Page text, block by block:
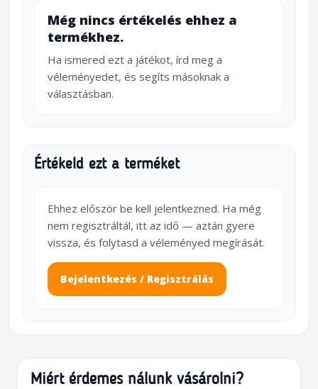
Még nincs értékelés ehhez a
termékhez.
Ha ismered ezt a játékot, írd meg a
véleményedet, és segíts másoknak a
választásban.
Értékeld ezt a terméket
Ehhez először be kell jelentkezned. Ha még
nem regisztráltál, itt az idő — aztán gyere
vissza, és folytasd a véleményed megírását.
Bejelentkezés / Regisztrálás
Miért érdemes nálunk vásárolni?